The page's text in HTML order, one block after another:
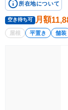
所在地について
空き待ち可 月額
屋根 平置き 舗装